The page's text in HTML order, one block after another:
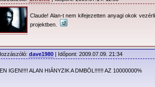
Claude! Alan-t nem kifejezetten anyagi okok
projektben.
dave1980 | Időpont: 2009.07.09. 21:34
IGEN!!!! ALAN HIÁNYZIK A DMBÖL!!!!!! AZ 10000000%